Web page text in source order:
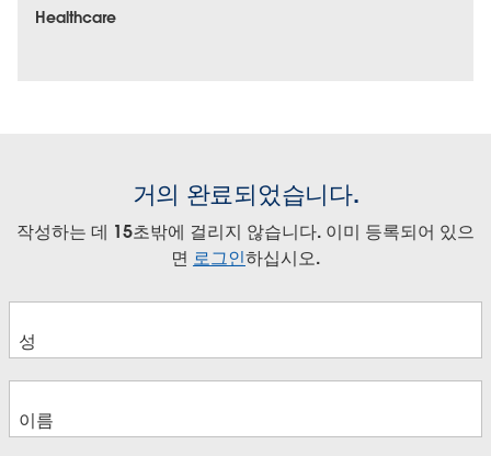
Healthcare
거의 완료되었습니다.
작성하는 데 15초밖에 걸리지 않습니다. 이미 등록되어 있으
면 로그인하십시오.